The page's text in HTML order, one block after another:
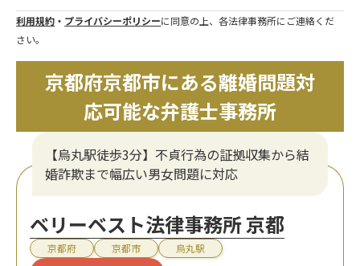
利用規約 ・ プライバシーポリシーに同意の上、各法律事務所にご連絡くだ
さい。
京都府京都市にある離婚問題対
応可能な弁護士事務所
【烏丸駅徒歩3分】不貞行為の証拠収集から結
婚詐欺まで幅広い男女問題に対応
ベリーベスト法律事務所 京都
京都府 京都市 烏丸駅